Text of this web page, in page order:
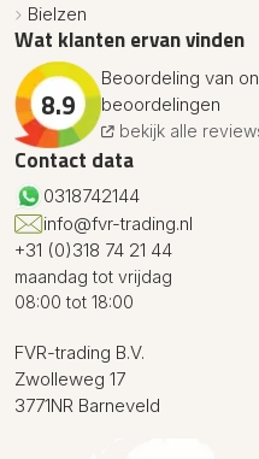
Bielzen
Wat klanten ervan vinden
8.9
Beoordeling van
beoordelingen
bekijk alle
Contact data
0318742144
info@fvr-trading.nl
+31 (0)318 74 21 44
maandag tot vrijdag
08:00 tot 18:00
FVR-trading B.V.
Zwolleweg 17
3771NR Barneveld